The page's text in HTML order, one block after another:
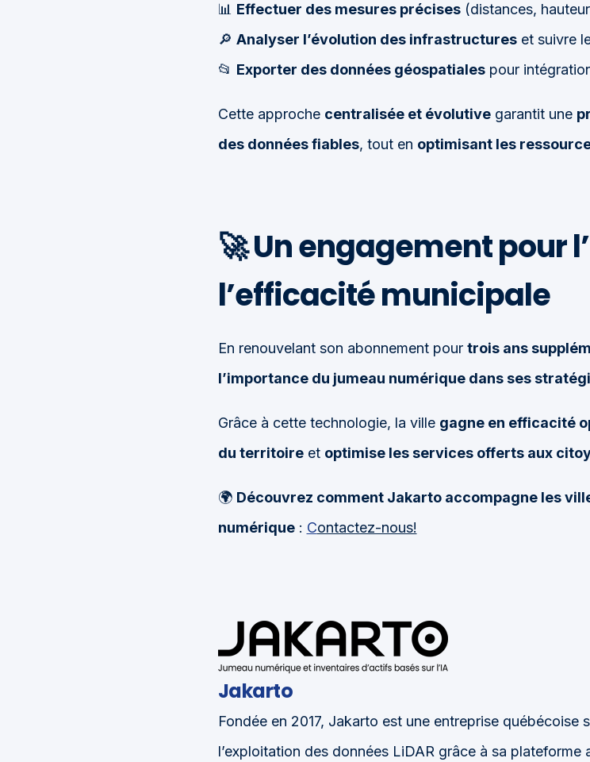
📊 Effectuer des mesures précises(distances,
🔎 Analyser l’évolution des infrastructureset suivre
📂 Exporter des données géospatialespour
Cette approche centralisée et évolutivegarantit une
des données fiables, tout en optimisant les
🚀Un engagement pour
l’efficacité municipale
En renouvelant son abonnement pour trois ans
l’importance du jumeau numérique dans ses
Grâce à cette technologie, la ville gagne en efficacité
du territoireet optimise les services offerts aux
🌍 Découvrez comment Jakarto accompagne les
numérique: Contactez-nous!
Jakarto
Fondée en 2017, Jakarto est une entreprise québécoise
l’exploitation des données LiDAR grâce à sa